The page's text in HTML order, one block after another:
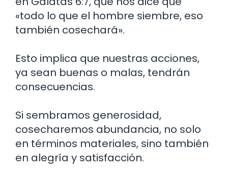
«todo lo que el hombre siembre, eso
también cosechará».
Esto implica que nuestras acciones,
ya sean buenas o malas, tendrán
consecuencias.
Si sembramos generosidad,
cosecharemos abundancia, no solo
en términos materiales, sino también
en alegría y satisfacción.